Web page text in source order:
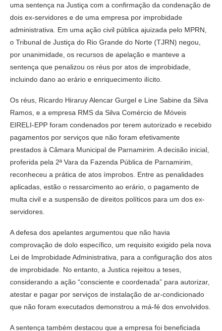
uma sentença na Justiça com a confirmação da condenação de
dois ex-servidores e de uma empresa por improbidade
administrativa. Em uma ação civil pública ajuizada pelo MPRN,
o Tribunal de Justiça do Rio Grande do Norte (TJRN) negou,
por unanimidade, os recursos de apelação e manteve a
sentença que penalizou os réus por atos de improbidade,
incluindo dano ao erário e enriquecimento ilícito.
Os réus, Ricardo Hiraruy Alencar Gurgel e Line Sabine da Silva
Ramos, e a empresa RMS da Silva Comércio de Móveis
EIRELI-EPP foram condenados por terem autorizado e recebido
pagamentos por serviços que não foram efetivamente
prestados à Câmara Municipal de Parnamirim. A decisão inicial,
proferida pela 2ª Vara da Fazenda Pública de Parnamirim,
reconheceu a prática de atos ímprobos. Entre as penalidades
aplicadas, estão o ressarcimento ao erário, o pagamento de
multa civil e a suspensão de direitos políticos para um dos ex-
servidores.
A defesa dos apelantes argumentou que não havia
comprovação de dolo específico, um requisito exigido pela nova
Lei de Improbidade Administrativa, para a configuração dos atos
de improbidade. No entanto, a Justica rejeitou a teses,
considerando a ação “consciente e coordenada” para autorizar,
atestar e pagar por serviços de instalação de ar-condicionado
que não foram executados demonstrou a má-fé dos envolvidos.
A sentença também destacou que a empresa foi beneficiada